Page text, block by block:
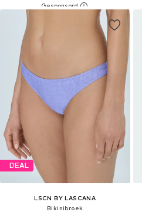
DEAL
LSCN BY LASCANA
Bikinibroek